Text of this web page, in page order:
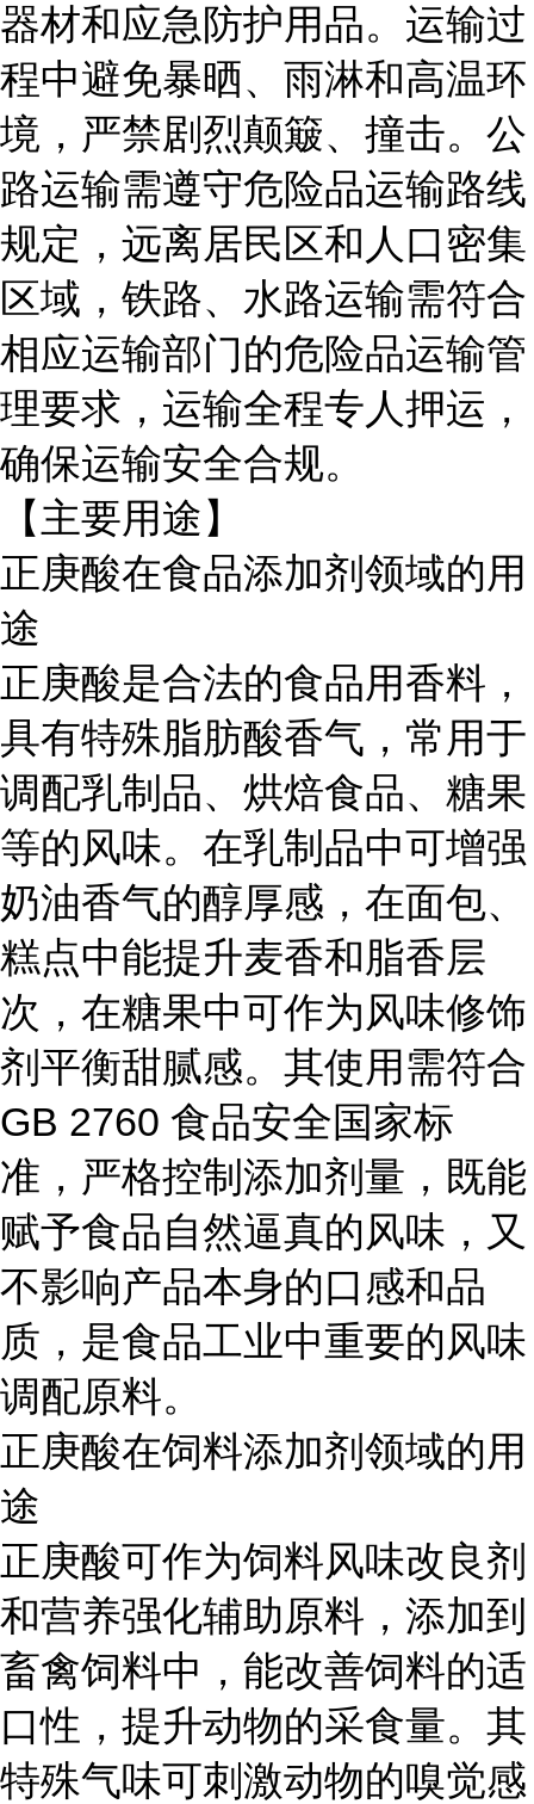
器材和应急防护用品。运输过
程中避免暴晒、雨淋和高温环
境，严禁剧烈颠簸、撞击。公
路运输需遵守危险品运输路线
规定，远离居民区和人口密集
区域，铁路、水路运输需符合
相应运输部门的危险品运输管
理要求，运输全程专人押运，
确保运输安全合规。
【主要用途】
正庚酸在食品添加剂领域的用
途
正庚酸是合法的食品用香料，
具有特殊脂肪酸香气，常用于
调配乳制品、烘焙食品、糖果
等的风味。在乳制品中可增强
奶油香气的醇厚感，在面包、
糕点中能提升麦香和脂香层
次，在糖果中可作为风味修饰
剂平衡甜腻感。其使用需符合
GB 2760 食品安全国家标
准，严格控制添加剂量，既能
赋予食品自然逼真的风味，又
不影响产品本身的口感和品
质，是食品工业中重要的风味
调配原料。
正庚酸在饲料添加剂领域的用
途
正庚酸可作为饲料风味改良剂
和营养强化辅助原料，添加到
畜禽饲料中，能改善饲料的适
口性，提升动物的采食量。其
特殊气味可刺激动物的嗅觉感